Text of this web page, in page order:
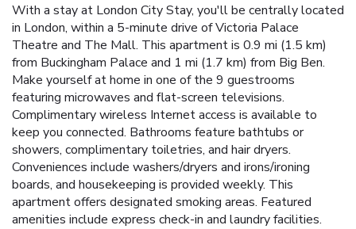
With a stay at London City Stay, you'll be centrally located
in London, within a 5-minute drive of Victoria Palace
Theatre and The Mall. This apartment is 0.9 mi (1.5 km)
from Buckingham Palace and 1 mi (1.7 km) from Big Ben.
Make yourself at home in one of the 9 guestrooms
featuring microwaves and flat-screen televisions.
Complimentary wireless Internet access is available to
keep you connected. Bathrooms feature bathtubs or
showers, complimentary toiletries, and hair dryers.
Conveniences include washers/dryers and irons/ironing
boards, and housekeeping is provided weekly. This
apartment offers designated smoking areas. Featured
amenities include express check-in and laundry facilities.